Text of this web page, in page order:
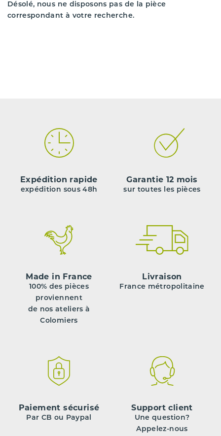
Désolé, nous ne disposons pas de la pièce
correspondant à votre recherche.
Expédition rapide
expédition sous 48h
Garantie 12 mois
sur toutes les pièces
Made in France
100% des pièces
proviennent
de nos ateliers à
Colomiers
Livraison
France métropolitaine
Paiement sécurisé
Par CB ou Paypal
Support client
Une question?
Appelez-nous